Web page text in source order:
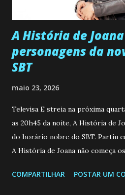
A História de
personagens da
SBT
maio 23, 2026
Televisa E streia na próxima
as 20h45 da noite, A História de
do horário nobre do SBT. Partiu
A História de Joana não começa
de 25/05/26 a 31/05/26 JOANA
COMPARTILHAR POSTAR UM